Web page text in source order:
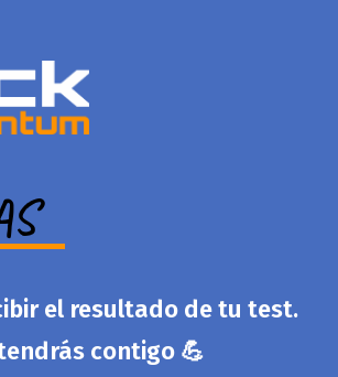
el resultado de tu test.
contigo 💪